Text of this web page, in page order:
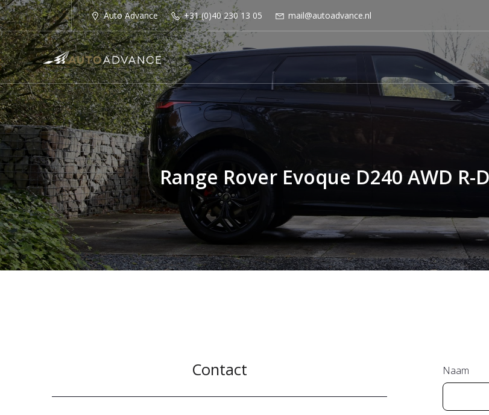
Auto Advance +31 (0)40 230 13 05 mail@autoadvance.nl
Range Rover Evoque D240 AWD R-
Contact Naam